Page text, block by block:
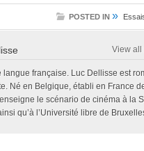
POSTED IN »
View all
française. Luc Dellisse est
Né en Belgique, établi en France
le scénario de cinéma à la
qu’à l’Université libre de